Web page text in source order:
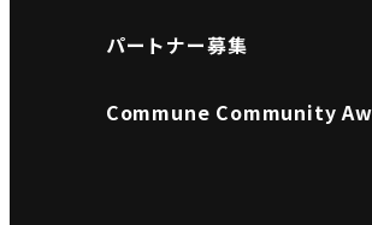
パートナー募集
Commune Community